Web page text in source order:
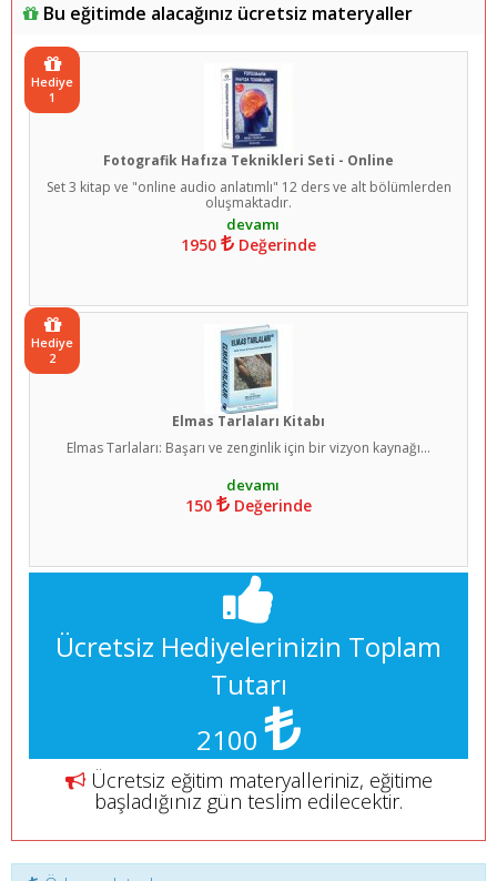
Bu eğitimde alacağınız ücretsiz materyaller
Fotografik Hafıza Teknikleri Seti - Online
Set 3 kitap ve "online audio anlatımlı" 12 ders ve alt bölümlerden
oluşmaktadır.
1950 Değerinde
Hediye
1
Elmas Tarlaları Kitabı
Elmas Tarlaları: Başarı ve zenginlik için bir vizyon kaynağı...
150 Değerinde
Hediye
2
Ücretsiz Hediyelerinizin Toplam
Tutarı
2100
Ücretsiz eğitim materyalleriniz, eğitime
başladığınız gün teslim edilecektir.